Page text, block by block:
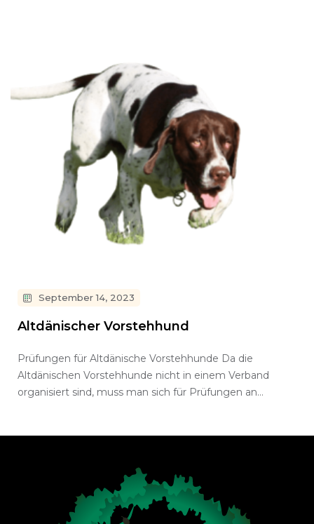
September 14, 2023
Altdänischer Vorstehhund
Prüfungen für Altdänische Vorstehhunde Da die
Altdänischen Vorstehhunde nicht in einem Verband
organisiert sind, muss man sich für Prüfungen an…